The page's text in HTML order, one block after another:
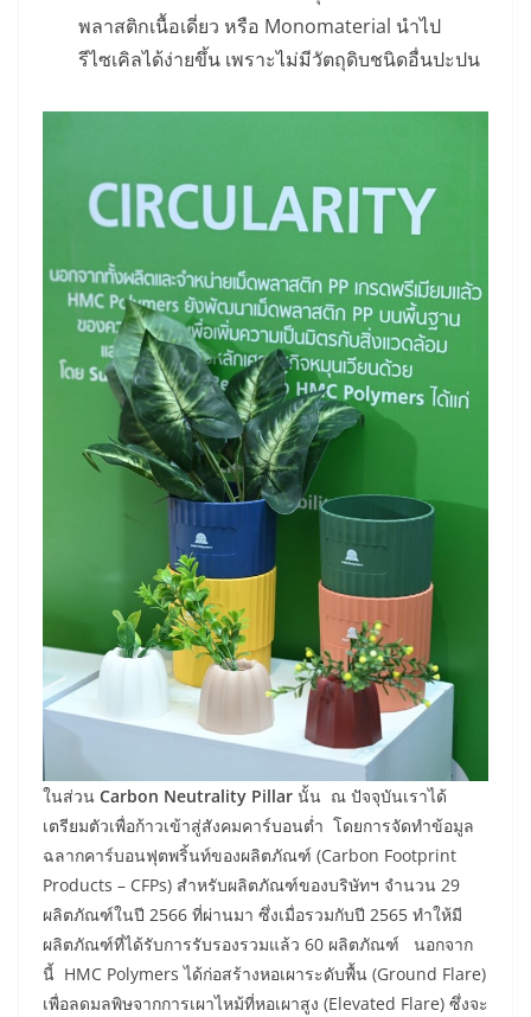
พลาสติกเนื้อเดี่ยว หรือ Monomaterial นำไป
รีไซเคิลได้ง่ายขึ้น เพราะไม่มีวัตถุดิบชนิดอื่นปะปน
ในส่วน Carbon Neutrality Pillar นั้น ณ ปัจจุบันเราได้
เตรียมตัวเพื่อก้าวเข้าสู่สังคมคาร์บอนต่ำ โดยการจัดทำข้อมูล
ฉลากคาร์บอนฟุตพริ้นท์ของผลิตภัณฑ์ (Carbon Footprint
Products – CFPs) สำหรับผลิตภัณฑ์ของบริษัทฯ จำนวน 29
ผลิตภัณฑ์ในปี 2566 ที่ผ่านมา ซึ่งเมื่อรวมกับปี 2565 ทำให้มี
ผลิตภัณฑ์ที่ได้รับการรับรองรวมแล้ว 60 ผลิตภัณฑ์ นอกจาก
นี้ HMC Polymers ได้ก่อสร้างหอเผาระดับพื้น (Ground Flare)
เพื่อลดมลพิษจากการเผาไหม้ที่หอเผาสูง (Elevated Flare) ซึ่งจะ